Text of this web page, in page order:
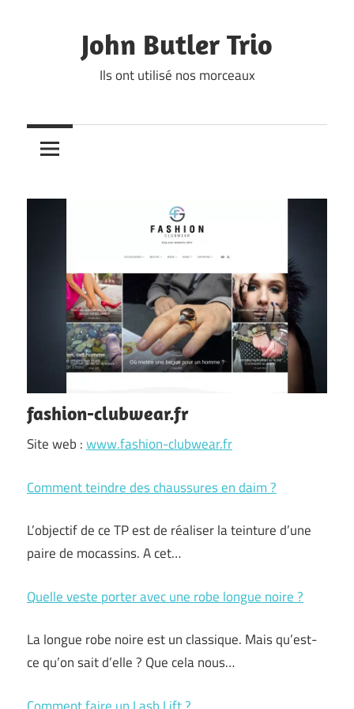
John Butler Trio
Ils ont utilisé nos morceaux
fashion-clubwear.fr
Site web :www.fashion-clubwear.fr
Comment teindre des chaussures en daim ?
L’objectif de ce TP est de réaliser la teinture d’une
paire de mocassins. A cet…
Quelle veste porter avec une robe longue noire ?
La longue robe noire est un classique. Mais qu’est-
ce qu’on sait d’elle ? Que cela nous…